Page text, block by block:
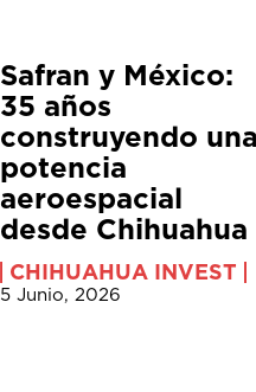
Safran y México:
35 años
construyendo una
potencia
aeroespacial
desde Chihuahua
CHIHUAHUA INVEST
5 Junio, 2026